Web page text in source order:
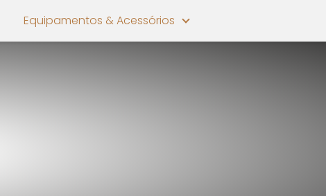
Equipamentos & Acessórios